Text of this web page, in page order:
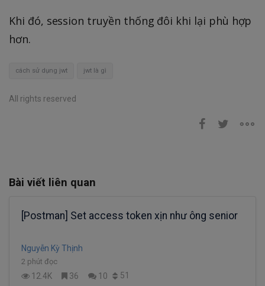
Khi đó, session truyền thống đôi khi lại phù hợp
hơn.
cách sử dụng jwt jwt là gì
All rights reserved
Bài viết liên quan
[Postman] Set access token xịn như ông senior
Nguyễn Kỳ Thịnh
2 phút đọc
12.4K 36 10 51